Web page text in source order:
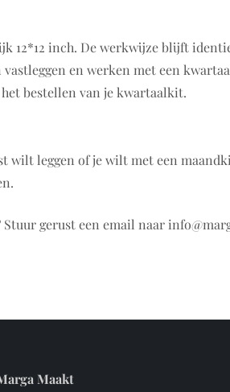
12*12 inch. De werkwijze blijft
en werken met een
bestellen van je kwartaalkit.
wilt leggen of je wilt met een
gerust een email naar
Maakt